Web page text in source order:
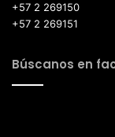
+57 2 269150
+57 2 269151
Búscanos en